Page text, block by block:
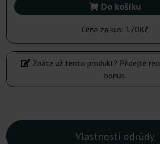
Do košíku
Cena za kus: 170Kč
Znáte už tento produkt? Přidejte
bonus.
Vlastnosti odrůdy